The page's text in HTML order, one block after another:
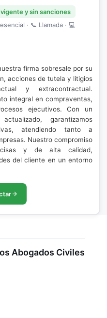
y sin sanciones
· 📞 Llamada · 💻
firma sobresale por su
acciones de tutela y litigios
y extracontractual.
integral en compraventas,
ejecutivos. Con un
garantizamos
atendiendo tanto a
Nuestro compromiso
y de alta calidad,
del cliente en un entorno
Abogados Civiles